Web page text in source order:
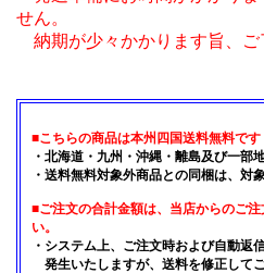
せん。
納期が少々かかります旨、ご
■こちらの商品は本州四国送料無料です
・北海道・九州・沖縄・離島及び一部
・送料無料対象外商品との同梱は、対
■ご注文の合計金額は、当店からのご
い。
・システム上、ご注文時および自動返
発生いたしますが、送料を修正して